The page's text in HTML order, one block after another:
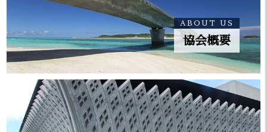
「沖建協会報 2月号」を掲載しまし
た。
2024.01.15
「沖建協会報 1月号」を掲載しまし
た。
2023.12.26
「沖建協会報 12月号」を掲載しま
ABOUT US
協会概要